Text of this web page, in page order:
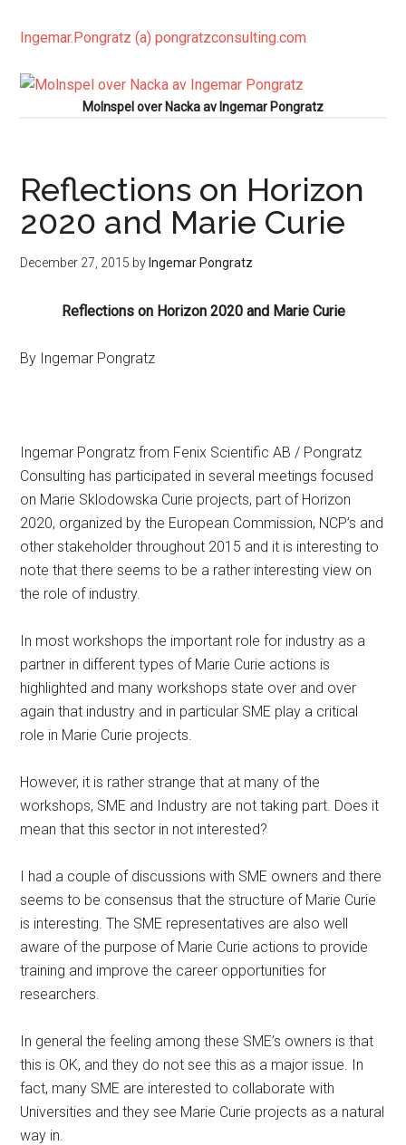
Ingemar.Pongratz (a) pongratzconsulting.com
Molnspel over Nacka av Ingemar Pongratz
Reflections on Horizon
2020 and Marie Curie
December 27, 2015 by Ingemar Pongratz
Reflections on Horizon 2020 and Marie Curie
By Ingemar Pongratz
Ingemar Pongratz from Fenix Scientific AB / Pongratz
Consulting has participated in several meetings focused
on Marie Sklodowska Curie projects, part of Horizon
2020, organized by the European Commission, NCP’s and
other stakeholder throughout 2015 and it is interesting to
note that there seems to be a rather interesting view on
the role of industry.
In most workshops the important role for industry as a
partner in different types of Marie Curie actions is
highlighted and many workshops state over and over
again that industry and in particular SME play a critical
role in Marie Curie projects.
However, it is rather strange that at many of the
workshops, SME and Industry are not taking part. Does it
mean that this sector in not interested?
I had a couple of discussions with SME owners and there
seems to be consensus that the structure of Marie Curie
is interesting. The SME representatives are also well
aware of the purpose of Marie Curie actions to provide
training and improve the career opportunities for
researchers.
In general the feeling among these SME’s owners is that
this is OK, and they do not see this as a major issue. In
fact, many SME are interested to collaborate with
Universities and they see Marie Curie projects as a natural
way in.